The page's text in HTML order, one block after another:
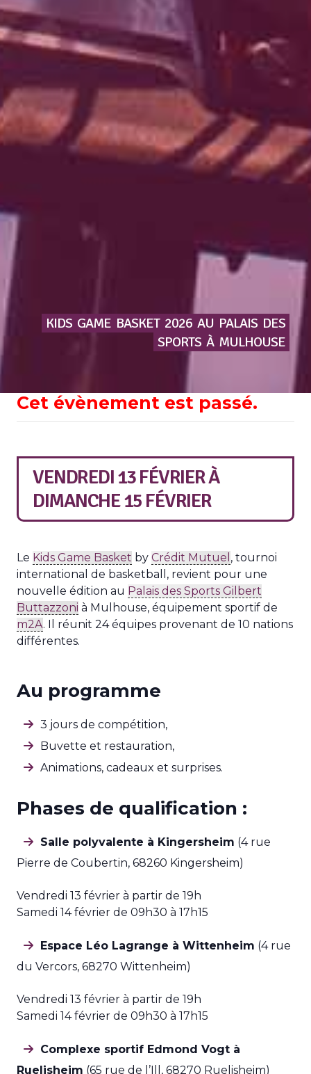
KIDS GAME BASKET 2026 AU PALAIS DES
SPORTS À MULHOUSE
Cet évènement est passé.
VENDREDI 13 FÉVRIERÀ
DIMANCHE 15 FÉVRIER
Le Kids Game Basket by Crédit Mutuel , tournoi
international de basketball, revient pour une
nouvelle édition au Palais des Sports Gilbert
Buttazzoni à Mulhouse, équipement sportif de
m2A. Il réunit 24 équipes provenant de 10 nations
différentes.
Au programme
3 jours de compétition,
Buvette et restauration,
Animations, cadeaux et surprises.
Phases de qualification :
Salle polyvalente à Kingersheim (4 rue
Pierre de Coubertin, 68260 Kingersheim)
Vendredi 13 février à partir de 19h
Samedi 14 février de 09h30 à 17h15
Espace Léo Lagrange à Wittenheim (4 rue
du Vercors, 68270 Wittenheim)
Vendredi 13 février à partir de 19h
Samedi 14 février de 09h30 à 17h15
Complexe sportif Edmond Vogt à
Ruelisheim (65 rue de l’Ill, 68270 Ruelisheim)